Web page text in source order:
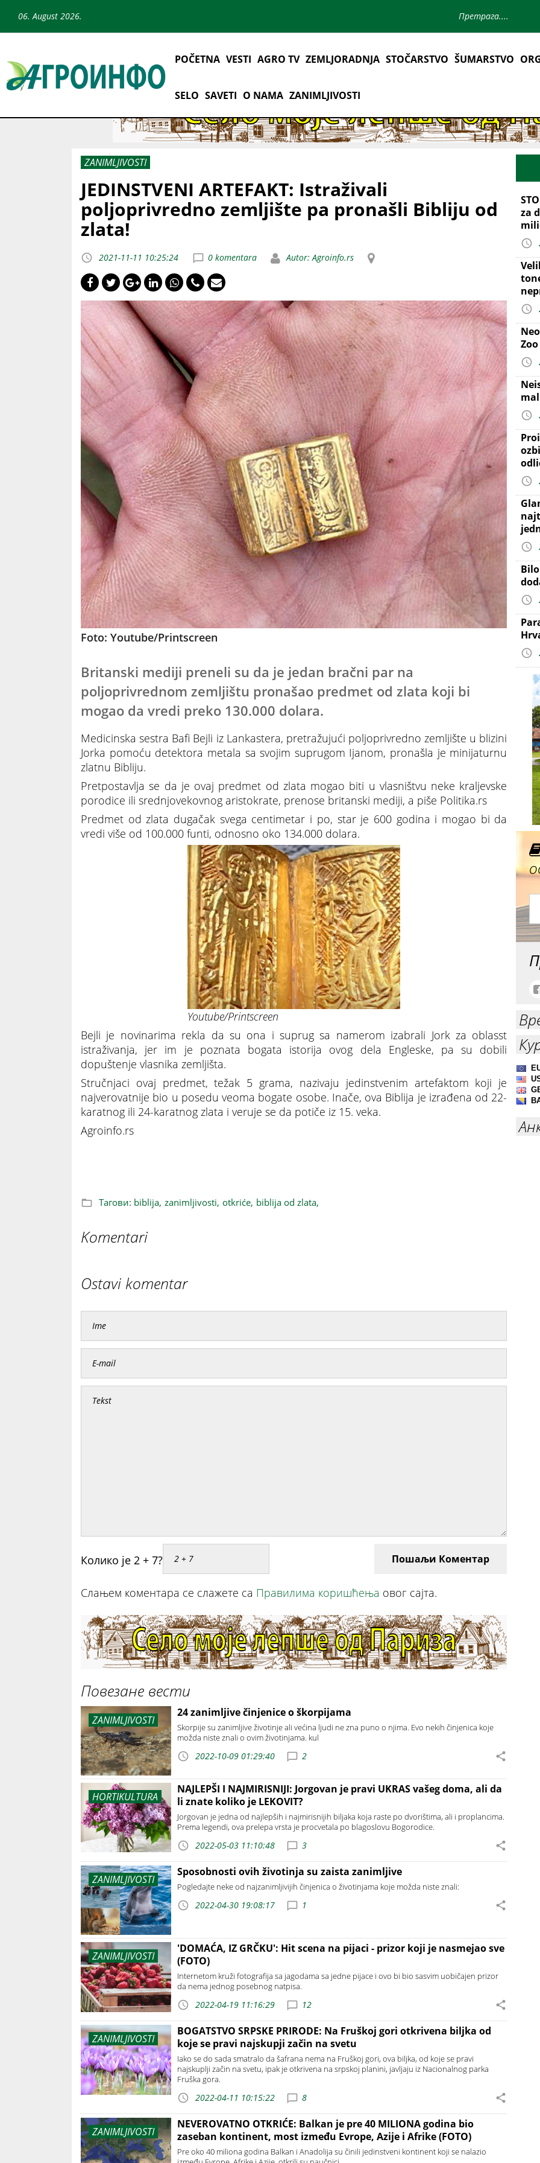
06. August 2026.
POČETNA VESTI AGRO TV ZEMLJORADNJA STOČARSTVO ŠUMARSTVO
SELO SAVETI O NAMA ZANIMLJIVOSTI
ZANIMLJIVOSTI
JEDINSTVENI ARTEFAKT: Istraživali
poljoprivredno zemljište pa pronašli Bibliju od
zlata!
2021-11-11 10:25:24 0 komentara Autor: Agroinfo.rs
Foto: Youtube/Printscreen
Britanski mediji preneli su da je jedan bračni par na
poljoprivrednom zemljištu pronašao predmet od zlata koji bi
mogao da vredi preko 130.000 dolara.
Medicinska sestra Bafi Bejli iz Lankastera, pretražujući poljoprivredno zemljište u blizini
Jorka pomoću detektora metala sa svojim suprugom Ijanom, pronašla je minijaturnu
zlatnu Bibliju.
Pretpostavlja se da je ovaj predmet od zlata mogao biti u vlasništvu neke kraljevske
porodice ili srednjovekovnog aristokrate, prenose britanski mediji, a piše Politika.rs
Predmet od zlata dugačak svega centimetar i po, star je 600 godina i mogao bi da
vredi više od 100.000 funti, odnosno oko 134.000 dolara.
Youtube/Printscreen
Bejli je novinarima rekla da su ona i suprug sa namerom izabrali Jork za oblasst
istraživanja, jer im je poznata bogata istorija ovog dela Engleske, pa su dobili
dopuštenje vlasnika zemljišta.
Stručnjaci ovaj predmet, težak 5 grama, nazivaju jedinstvenim artefaktom koji je
najverovatnije bio u posedu veoma bogate osobe. Inače, ova Biblija je izrađena od 22-
karatnog ili 24-karatnog zlata i veruje se da potiče iz 15. veka.
Agroinfo.rs
Тагови: biblija, zanimljivosti, otkriće, biblija od zlata,
Komentari
Ostavi komentar
Колико је 2 + 7? Пошаљи Коментар
Слањем коментара се слажете са Правилима коришћења овог сајта.
Повезане вести
ZANIMLJIVOSTI
24 zanimljive činjenice o škorpijama
Skorpije su zanimljive životinje ali većina ljudi ne zna puno o njima. Evo nekih činjenica koje
možda niste znali o ovim životinjama. kul
2022-10-09 01:29:40 2
HORTIKULTURA
NAJLEPŠI I NAJMIRISNIJI: Jorgovan je pravi UKRAS vašeg doma, ali da
li znate koliko je LEKOVIT?
Jorgovan je jedna od najlepših i najmirisnijih biljaka koja raste po dvorištima, ali i proplancima.
Prema legendi, ova prelepa vrsta je procvetala po blagoslovu Bogorodice.
2022-05-03 11:10:48 3
ZANIMLJIVOSTI
Sposobnosti ovih životinja su zaista zanimljive
Pogledajte neke od najzanimljivijih činjenica o životinjama koje možda niste znali:
2022-04-30 19:08:17 1
ZANIMLJIVOSTI
'DOMAĆA, IZ GRČKU': Hit scena na pijaci - prizor koji je nasmejao sve
(FOTO)
Internetom kruži fotografija sa jagodama sa jedne pijace i ovo bi bio sasvim uobičajen prizor
da nema jednog posebnog natpisa.
2022-04-19 11:16:29 12
ZANIMLJIVOSTI
BOGATSTVO SRPSKE PRIRODE: Na Fruškoj gori otkrivena biljka od
koje se pravi najskupji začin na svetu
Iako se do sada smatralo da šafrana nema na Fruškoj gori, ova biljka, od koje se pravi
najskuplji začin na svetu, ipak je otkrivena na srpskoj planini, javljaju iz Nacionalnog parka
Fruška gora.
2022-04-11 10:15:22 8
ZANIMLJIVOSTI
NEVEROVATNO OTKRIĆE: Balkan je pre 40 MILIONA godina bio
zaseban kontinent, most između Evrope, Azije i Afrike (FOTO)
Pre oko 40 miliona godina Balkan i Anadolija su činili jedinstveni kontinent koji se nalazio
za